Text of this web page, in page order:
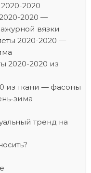
2020
2020 —
вязки
2020-2020 —
2020-2020 из
из ткани — фасоны
зима
тренд на